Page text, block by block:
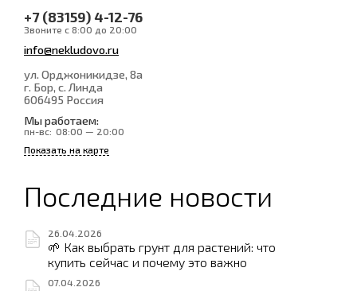
+7 (83159) 4-12-76
Звоните с 8:00 до 20:00
info@nekludovo.ru
ул. Орджоникидзе, 8а
г. Бор, с. Линда
606495 Россия
Мы работаем:
пн-вс: 08:00 — 20:00
Показать на карте
Последние новости
26.04.2026
🌱 Как выбрать грунт для растений: что
купить сейчас и почему это важно
07.04.2026